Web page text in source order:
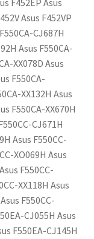
F452EP Asus
Asus F452VP
CJ687H
Asus F550CA-
XX078D Asus
F550CA-
XX132H Asus
F550CA-XX670H
CJ671H
Asus F550CC-
XO069H Asus
F550CC-
XX118H Asus
F550CC-
CJ055H Asus
F550EA-CJ145H